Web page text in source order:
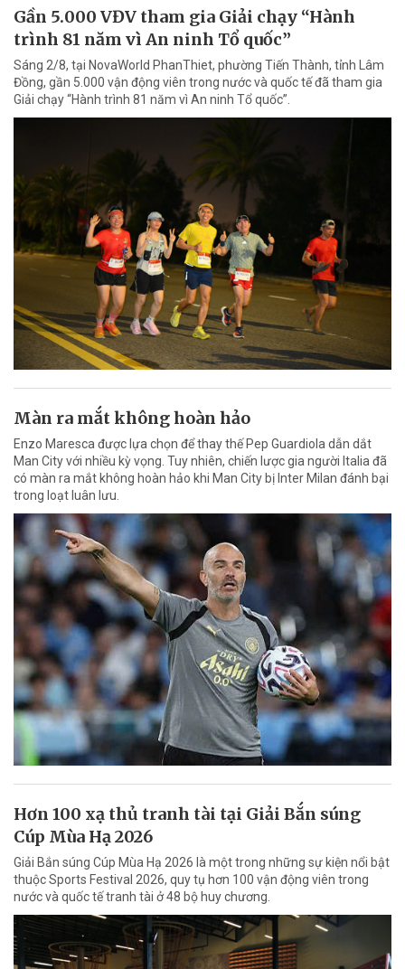
Gần 5.000 VĐV tham gia Giải chạy “Hành
trình 81 năm vì An ninh Tổ quốc”
Sáng 2/8, tại NovaWorld PhanThiet, phường Tiến Thành, tỉnh Lâm
Đồng, gần 5.000 vận động viên trong nước và quốc tế đã tham gia
Giải chạy “Hành trình 81 năm vì An ninh Tổ quốc”.
Màn ra mắt không hoàn hảo
Enzo Maresca được lựa chọn để thay thế Pep Guardiola dẫn dắt
Man City với nhiều kỳ vọng. Tuy nhiên, chiến lược gia người Italia đã
có màn ra mắt không hoàn hảo khi Man City bị Inter Milan đánh bại
trong loạt luân lưu.
Hơn 100 xạ thủ tranh tài tại Giải Bắn súng
Cúp Mùa Hạ 2026
Giải Bắn súng Cúp Mùa Hạ 2026 là một trong những sự kiện nổi bật
thuộc Sports Festival 2026, quy tụ hơn 100 vận động viên trong
nước và quốc tế tranh tài ở 48 bộ huy chương.